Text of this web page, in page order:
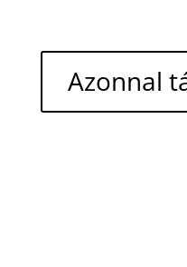
Azonnal